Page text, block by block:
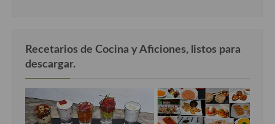
Recetarios de Cocina y Aficiones, listos para
descargar.